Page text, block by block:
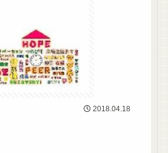
2018.04.18